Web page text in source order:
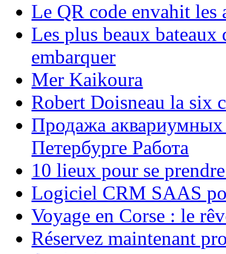
Le QR code envahit les
Les plus beaux bateaux
embarquer
Mer Kaikoura
Robert Doisneau la six
Продажа аквариумных
Петербурге Работа
10 lieux pour se
Logiciel CRM SAAS
Voyage en Corse : le
Réservez maintenant